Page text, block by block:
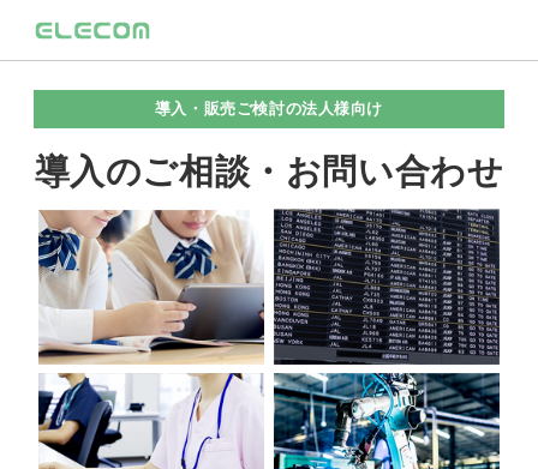
導入・販売ご検討の法人様向け
導入のご相談・お問い合わせ